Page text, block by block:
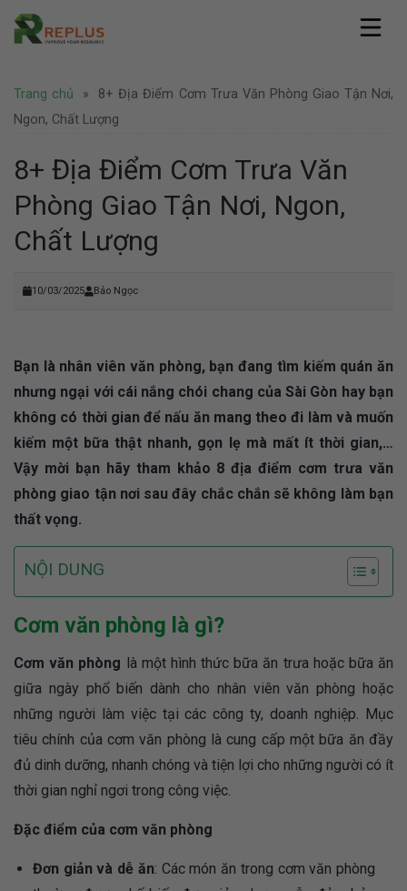
Skip
Giới thiệu
Hồ sơ năng lực
Văn phòng ảo
Coworking Space
Thuê chỗ ngồi làm việc
Văn phòng trọn gói
Thuê phòng họp
Văn phòng Hà Nội
Thành lập công ty
Tư vấn pháp lý
Bảo hộ thương hiệu
Tin tức
Văn phòng
Doanh nghiệp
Khuyến mãi
Tuyển dụng
Hình ảnh
Địa điểm Thành Phố Hồ Chí Minh
Địa điểm nước ngoài
Liên hệ
Trang chủ »
8+ Địa Điểm Cơm Trưa Văn Phòng Giao Tận Nơi,
Ngon, Chất Lượng
8+ Địa Điểm Cơm Trưa Văn
Phòng Giao Tận Nơi, Ngon,
Chất Lượng
10/03/2025 Bảo Ngọc
Bạn là nhân viên văn phòng, bạn đang tìm kiếm quán ăn
nhưng ngại với cái nắng chói chang của Sài Gòn hay bạn
không có thời gian để nấu ăn mang theo đi làm và muốn
kiếm một bữa thật nhanh, gọn lẹ mà mất ít thời gian,…
Vậy mời bạn hãy tham khảo 8 địa điểm cơm trưa văn
phòng giao tận nơi sau đây chắc chắn sẽ không làm bạn
thất vọng.
NỘI DUNG
Cơm văn phòng là gì?
Cơm văn phòng là một hình thức bữa ăn trưa hoặc bữa ăn
giữa ngày phổ biến dành cho nhân viên văn phòng hoặc
những người làm việc tại các công ty, doanh nghiệp. Mục
tiêu chính của cơm văn phòng là cung cấp một bữa ăn đầy
đủ dinh dưỡng, nhanh chóng và tiện lợi cho những người có ít
thời gian nghỉ ngơi trong công việc.
Đặc điểm của cơm văn phòng
Đơn giản và dễ ăn: Các món ăn trong cơm văn phòng